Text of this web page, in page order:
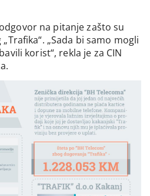
na pitanje zašto su
„Sada bi samo mogli
korist“, rekla je za CIN